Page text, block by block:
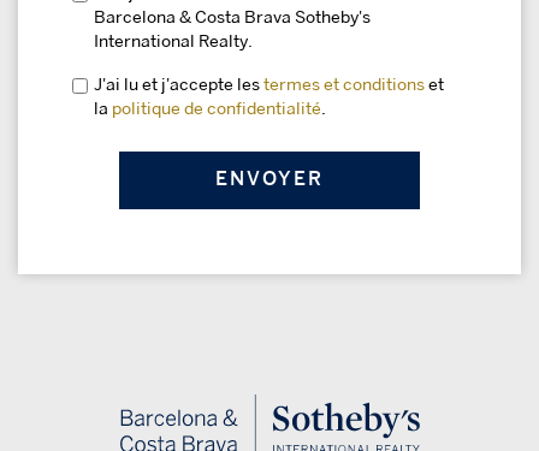
Barcelona & Costa Brava Sotheby's
International Realty.
J'ai lu et j'accepte les termes et conditions et
la politique de confidentialité